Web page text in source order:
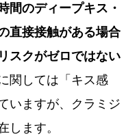
間のディープキス・
直接接触がある場合
スクがゼロではない
関しては「キス感
いますが、クラミジ
します。